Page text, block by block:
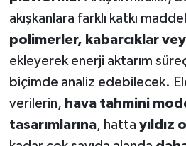
akışkanlara farklı katkı
polimerler, kabarcıklar
ekleyerek enerji aktarım
biçimde analiz edebilecek.
verilerin, hava tahmini
tasarımlarına, hatta yıldız